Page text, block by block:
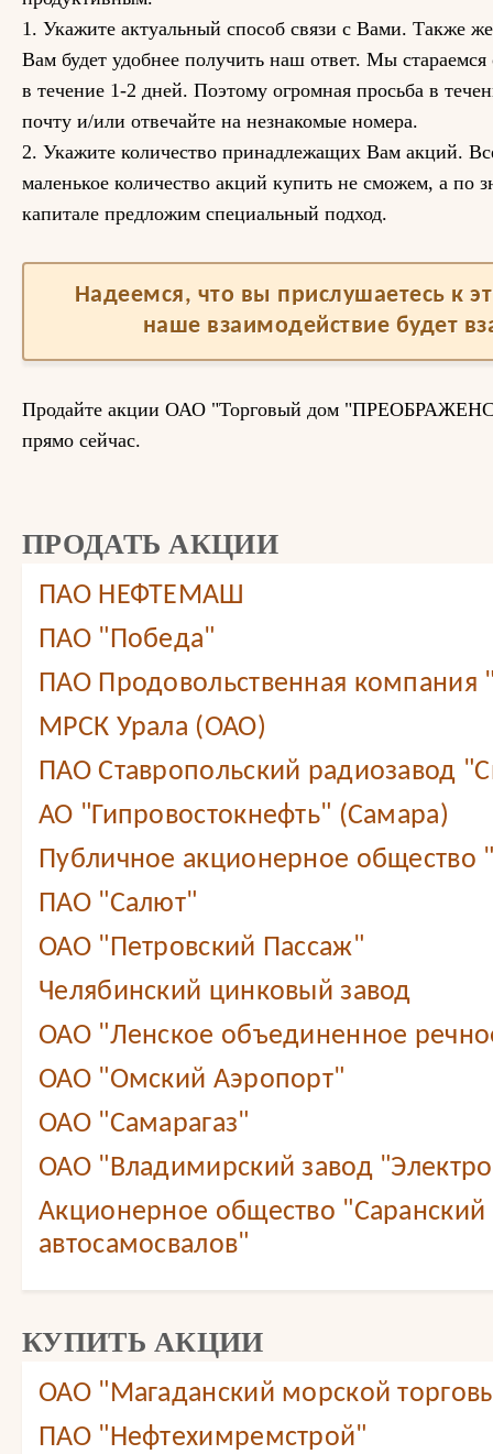
1. Укажите актуальный способ связи с Вами. Также
Вам будет удобнее получить наш ответ. Мы
в течение 1-2 дней. Поэтому огромная просьба в
почту и/или отвечайте на незнакомые номера.
2. Укажите количество принадлежащих Вам акций.
маленькое количество акций купить не сможем, а по
капитале предложим специальный подход.
Надеемся, что вы прислушаетесь к
наше взаимодействие будет
Продайте акции ОАО "Торговый дом
прямо сейчас.
ПРОДАТЬ АКЦИИ
ПАО НЕФТЕМАШ
ПАО "Победа"
ПАО Продовольственная
МРСК Урала (ОАО)
ПАО Ставропольский радиозавод
АО "Гипровостокнефть" (Самара)
Публичное акционерное общество
ПАО "Салют"
ОАО "Петровский Пассаж"
Челябинский цинковый завод
ОАО "Ленское объединенное
ОАО "Омский Аэропорт"
ОАО "Самарагаз"
ОАО "Владимирский завод
Акционерное общество "Саранский
автосамосвалов"
КУПИТЬ АКЦИИ
ОАО "Магаданский морской
ПАО "Нефтехимремстрой"